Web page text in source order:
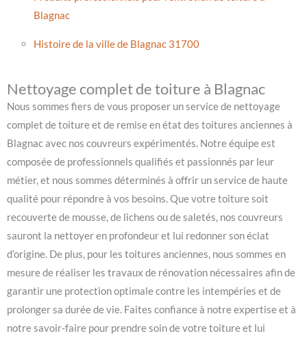
Blagnac
Histoire de la ville de Blagnac 31700
Nettoyage complet de toiture à Blagnac
Nous sommes fiers de vous proposer un service de nettoyage
complet de toiture et de remise en état des toitures anciennes à
Blagnac avec nos couvreurs expérimentés. Notre équipe est
composée de professionnels qualifiés et passionnés par leur
métier, et nous sommes déterminés à offrir un service de haute
qualité pour répondre à vos besoins. Que votre toiture soit
recouverte de mousse, de lichens ou de saletés, nos couvreurs
sauront la nettoyer en profondeur et lui redonner son éclat
d’origine. De plus, pour les toitures anciennes, nous sommes en
mesure de réaliser les travaux de rénovation nécessaires afin de
garantir une protection optimale contre les intempéries et de
prolonger sa durée de vie. Faites confiance à notre expertise et à
notre savoir-faire pour prendre soin de votre toiture et lui